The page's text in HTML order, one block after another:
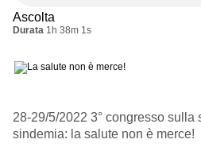
Ascolta
Durata 1h 38m 1s
28-29/5/2022 3° congresso sulla
sindemia: la salute non è merce!